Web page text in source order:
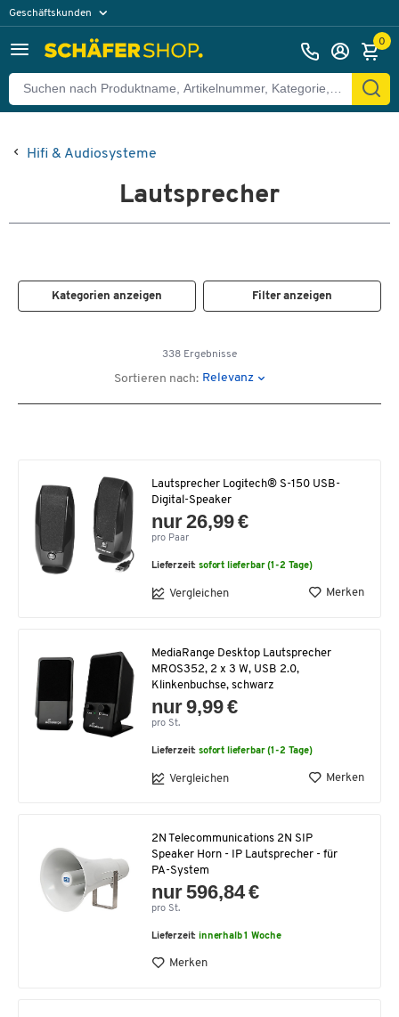
Geschäftskunden
0
Hifi & Audiosysteme
Lautsprecher
Kategorien anzeigen Filter anzeigen
338 Ergebnisse
Sortieren nach: Relevanz
Lautsprecher Logitech® S-150 USB-
Digital-Speaker
nur 26,99 €
pro Paar
Lieferzeit:sofort lieferbar (1-2 Tage)
Vergleichen Merken
MediaRange Desktop Lautsprecher
MROS352, 2 x 3 W, USB 2.0,
Klinkenbuchse, schwarz
nur 9,99 €
pro St.
Lieferzeit:sofort lieferbar (1-2 Tage)
Vergleichen Merken
2N Telecommunications 2N SIP
Speaker Horn - IP Lautsprecher - für
PA-System
nur 596,84 €
pro St.
Lieferzeit:innerhalb 1 Woche
Merken